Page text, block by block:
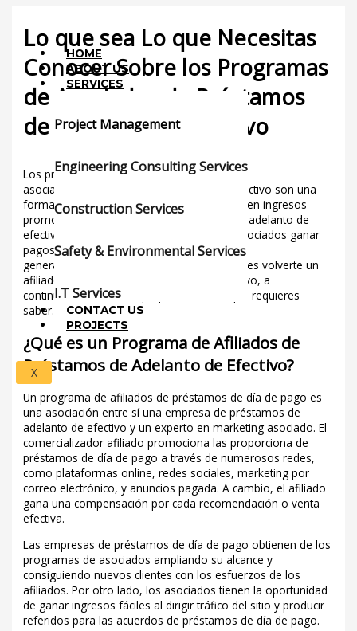
content
HOME
ABOUT US
SERVICES
Project Management
Engineering Consulting Services
Construction Services
Safety & Environmental Services
I.T Services
CONTACT US
PROJECTS
X
Lo que sea Lo que Necesitas
Conocer Sobre los Programas
de Asociados de Préstamos
de Adelanto de Efectivo
Los programas demarketing de afiliados plataformas
asociados de préstamos de adelanto de efectivo son una
forma popular para que las personas generen ingresos
promocionando acuerdos de préstamos de adelanto de
efectivo. Estos programas permiten a los asociados ganar
pagos por cada prospecto o venta programas afiliados
generado mediante sus referencias. Si quieres volverte un
afiliado de préstamos de adelanto de efectivo, a
continuación está cada pequeña cosa lo que requieres
saber.
¿Qué es un Programa de Afiliados de
Préstamos de Adelanto de Efectivo?
Un programa de afiliados de préstamos de día de pago es
una asociación entre sí una empresa de préstamos de
adelanto de efectivo y un experto en marketing asociado. El
comercializador afiliado promociona las proporciona de
préstamos de día de pago a través de numerosos redes,
como plataformas online, redes sociales, marketing por
correo electrónico, y anuncios pagada. A cambio, el afiliado
gana una compensación por cada recomendación o venta
efectiva.
Las empresas de préstamos de día de pago obtienen de los
programas de asociados ampliando su alcance y
consiguiendo nuevos clientes con los esfuerzos de los
afiliados. Por otro lado, los asociados tienen la oportunidad
de ganar ingresos fáciles al dirigir tráfico del sitio y producir
referidos para las acuerdos de préstamos de día de pago.